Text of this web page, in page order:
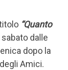
“Quanto
dalle
dopo la
Amici.